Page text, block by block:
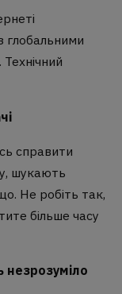
глобальними
справити
шукають
Не робіть так,
більше часу